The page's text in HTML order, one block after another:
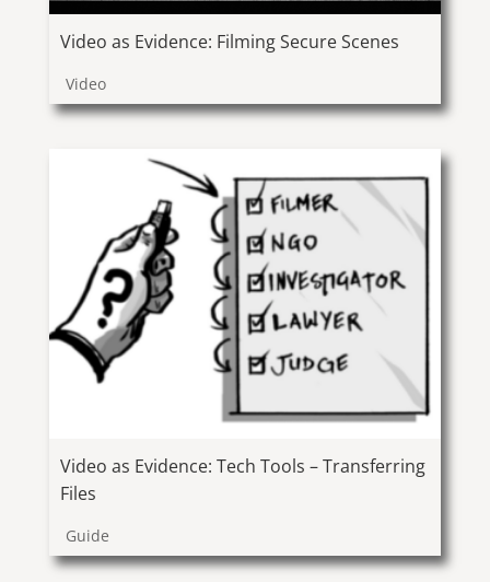
Video as Evidence: Filming Secure Scenes
Video
Video as Evidence: Tech Tools – Transferring
Files
Guide